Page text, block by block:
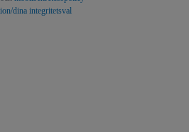
dina integritetsval